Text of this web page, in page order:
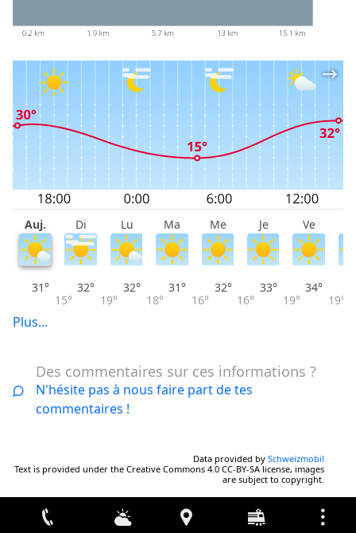
Auj. Di Lu Ma Me Je Ve
31°
15°
32°
19°
32°
18°
31°
16°
32°
16°
33°
19°
34°
19°
Plus...
Des commentaires sur ces informations ?
N'hésite pas à nous faire part de tes
commentaires !
Data provided by Schweizmobil
Text is provided under the Creative Commons 4.0 CC-BY-SA license, images
are subject to copyright.